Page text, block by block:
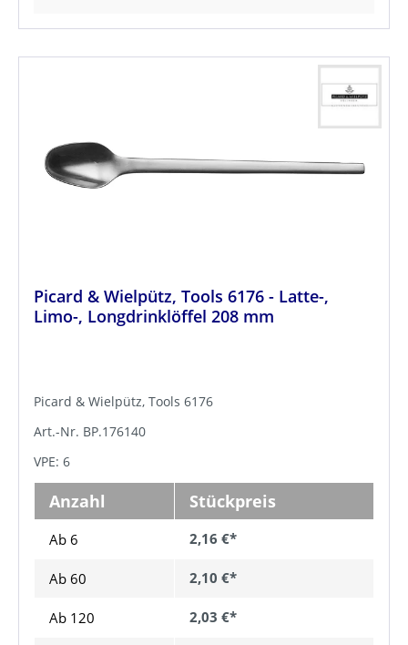
Picard & Wielpütz, Tools 6176 - Latte-,
Limo-, Longdrinklöffel 208 mm
Picard & Wielpütz, Tools 6176
Art.-Nr. BP.176140
VPE: 6
Anzahl Stückpreis
Ab 6 2,16 €*
Ab 60 2,10 €*
Ab 120 2,03 €*